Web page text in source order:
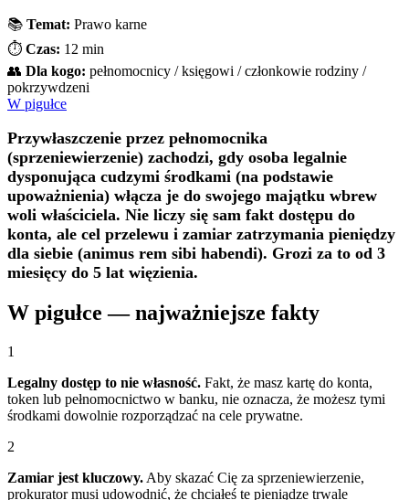
📚 Temat: Prawo karne
⏱️ Czas: 12 min
👥 Dla kogo: pełnomocnicy / księgowi / członkowie rodziny /
pokrzywdzeni
W pigułce
Przywłaszczenie przez pełnomocnika
(sprzeniewierzenie) zachodzi, gdy osoba legalnie
dysponująca cudzymi środkami (na podstawie
upoważnienia) włącza je do swojego majątku wbrew
woli właściciela. Nie liczy się sam fakt dostępu do
konta, ale cel przelewu i zamiar zatrzymania pieniędzy
dla siebie (animus rem sibi habendi). Grozi za to od 3
miesięcy do 5 lat więzienia.
W pigułce — najważniejsze fakty
1
Legalny dostęp to nie własność. Fakt, że masz kartę do konta,
token lub pełnomocnictwo w banku, nie oznacza, że możesz tymi
środkami dowolnie rozporządzać na cele prywatne.
2
Zamiar jest kluczowy. Aby skazać Cię za sprzeniewierzenie,
prokurator musi udowodnić, że chciałeś te pieniądze trwale